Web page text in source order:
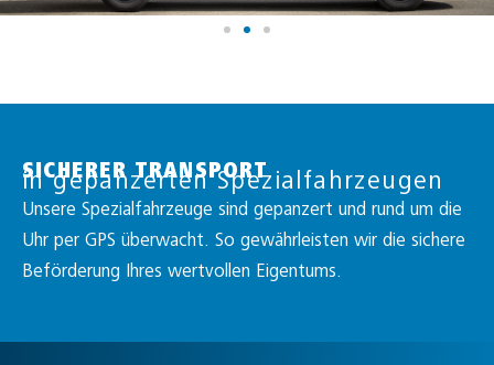
SICHERER TRANSPORT
in gepanzerten Spezialfahrzeugen
Unsere Spezialfahrzeuge sind gepanzert und rund um die
Uhr per GPS überwacht. So gewährleisten wir die sichere
Beförderung Ihres wertvollen Eigentums.